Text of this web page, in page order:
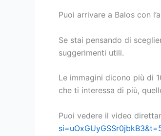
Puoi arrivare a Balos con
Se stai pensando di
suggerimenti utili.
Le immagini dicono più di
che ti interessa di più,
Puoi vedere il video